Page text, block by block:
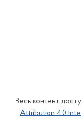
Весь контент
Attribution 4.0